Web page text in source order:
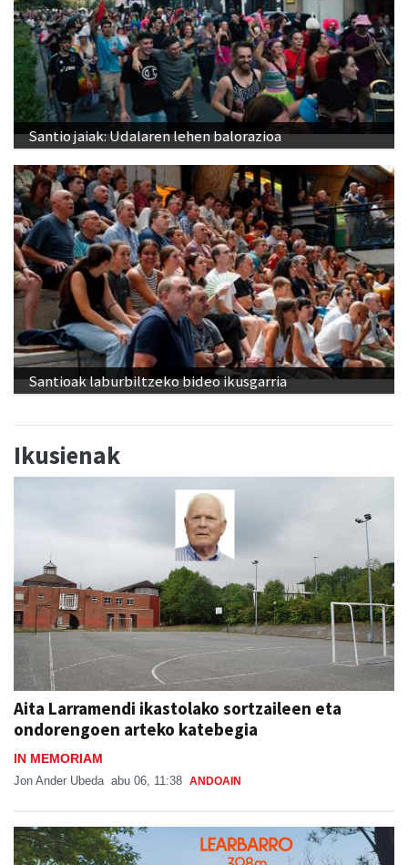
Santio jaiak: Udalaren lehen balorazioa
Santioak laburbiltzeko bideo ikusgarria
Ikusienak
Aita Larramendi ikastolako sortzaileen eta
ondorengoen arteko katebegia
IN MEMORIAM
Jon Ander Ubeda abu 06, 11:38 ANDOAIN